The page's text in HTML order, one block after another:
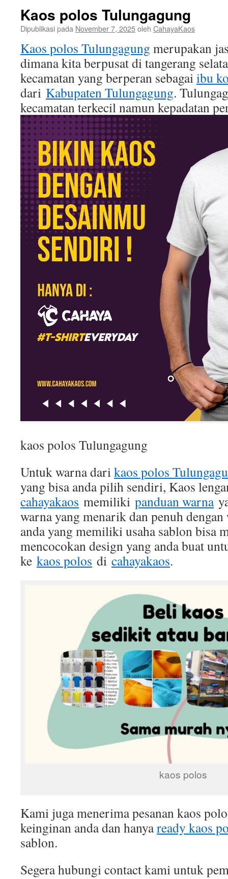
Kaos polos Tulungagung
Dipublikasi pada November 7, 2025oleh CahayaKaos
Kaos polos Tulungagung merupakan
dimana kita berpusat di tangerang
kecamatan yang berperan sebagaiibu
dari Kabupaten Tulungagung.
kecamatan terkecil namun kepadatan
kaos polos Tulungagung
Untuk warna darikaos polos
yang bisa anda pilih sendiri, Kaos
cahayakaos memiliki panduan warna
warna yang menarik dan penuh
anda yang memiliki usaha sablon bisa
mencocokan design yang anda buat
ke kaos polos di cahayakaos.
kaos polos
Kami juga menerima pesanan kaos
keinginan anda dan hanyaready kaos
sablon.
Segera hubungi contact kami untuk